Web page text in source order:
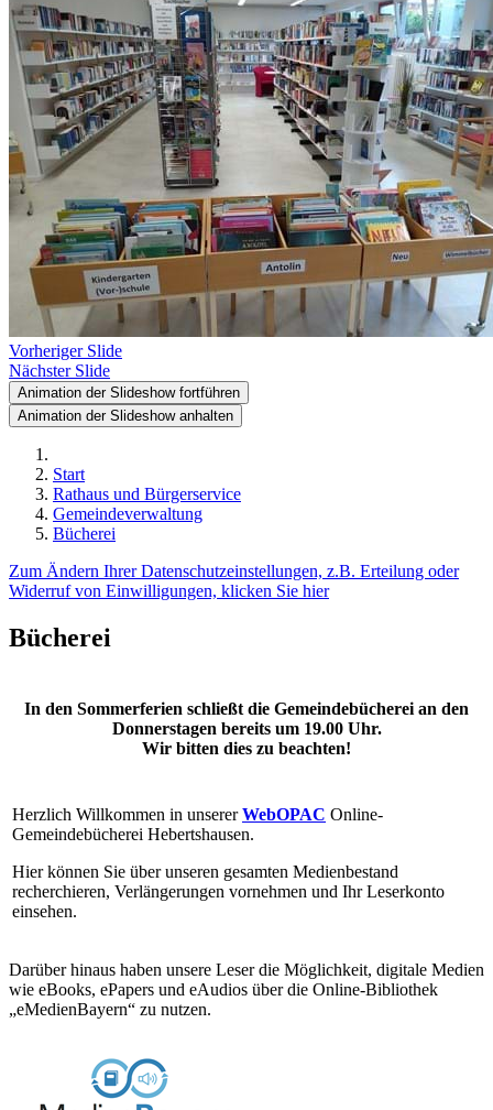
Vorheriger Slide
Nächster Slide
Animation der Slideshow fortführen
Animation der Slideshow anhalten
Start
Rathaus und Bürgerservice
Gemeindeverwaltung
Bücherei
Zum Ändern Ihrer Datenschutzeinstellungen, z.B. Erteilung oder
Widerruf von Einwilligungen, klicken Sie hier
Bücherei
In den Sommerferien schließt die Gemeindebücherei an den
Donnerstagen bereits um 19.00 Uhr.
Wir bitten dies zu beachten!
Herzlich Willkommen in unsererWebOPAC Online-
Gemeindebücherei Hebertshausen.
Hier können Sie über unseren gesamten Medienbestand
recherchieren, Verlängerungen vornehmen und Ihr Leserkonto
einsehen.
Darüber hinaus haben unsere Leser die Möglichkeit, digitale Medien
wie eBooks, ePapers und eAudios über die Online-Bibliothek
„eMedienBayern“ zu nutzen.